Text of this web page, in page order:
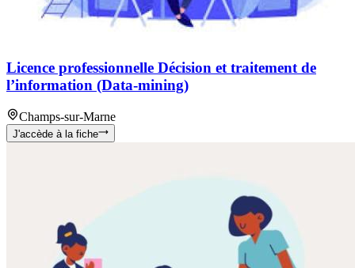
Licence professionnelle Décision et traitement de
l’information (Data-mining)
Champs-sur-Marne
J'accède à la fiche